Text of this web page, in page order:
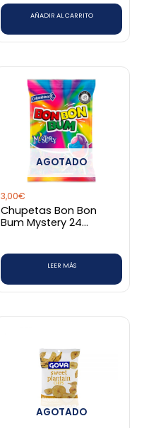
AÑADIR AL CARRITO
AGOTADO
3,00€
Chupetas Bon Bon
Bum Mystery 24
LEER MÁS
AGOTADO